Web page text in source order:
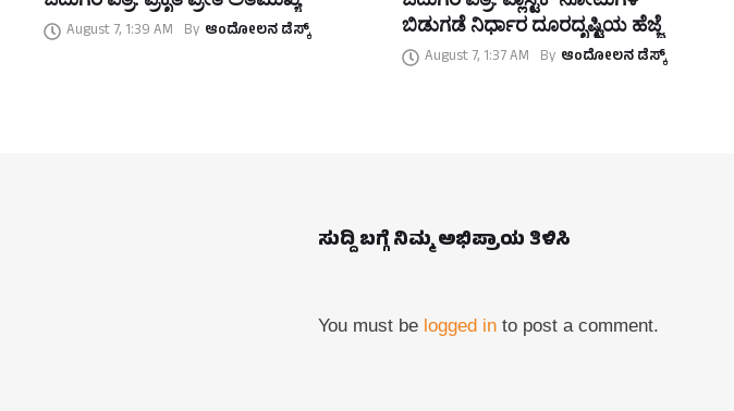
August 7, 1:39 AM By ಆಂದೋಲನ ಡೆಸ್ಕ್
ಬಿಡುಗಡೆ ನಿರ್ಧಾರ ದೂರದೃಷ್ಟಿಯ ಹೆಜ್ಜೆ
August 7, 1:37 AM By ಆಂದೋಲನ ಡೆಸ್ಕ್
ಸುದ್ದಿ ಬಗ್ಗೆ ನಿಮ್ಮ ಅಭಿಪ್ರಾಯ ತಿಳಿಸಿ
You must be logged in to post a comment.